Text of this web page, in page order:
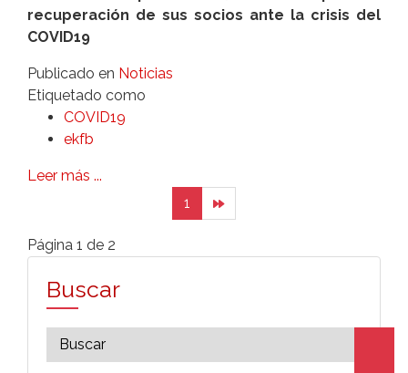
recuperación de sus socios ante la crisis del
COVID19
Publicado en Noticias
Etiquetado como
COVID19
ekfb
Leer más ...
1
Página 1 de 2
Buscar